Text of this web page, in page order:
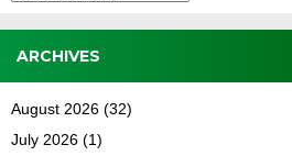
ARCHIVES
August 2026 (32)
July 2026 (1)